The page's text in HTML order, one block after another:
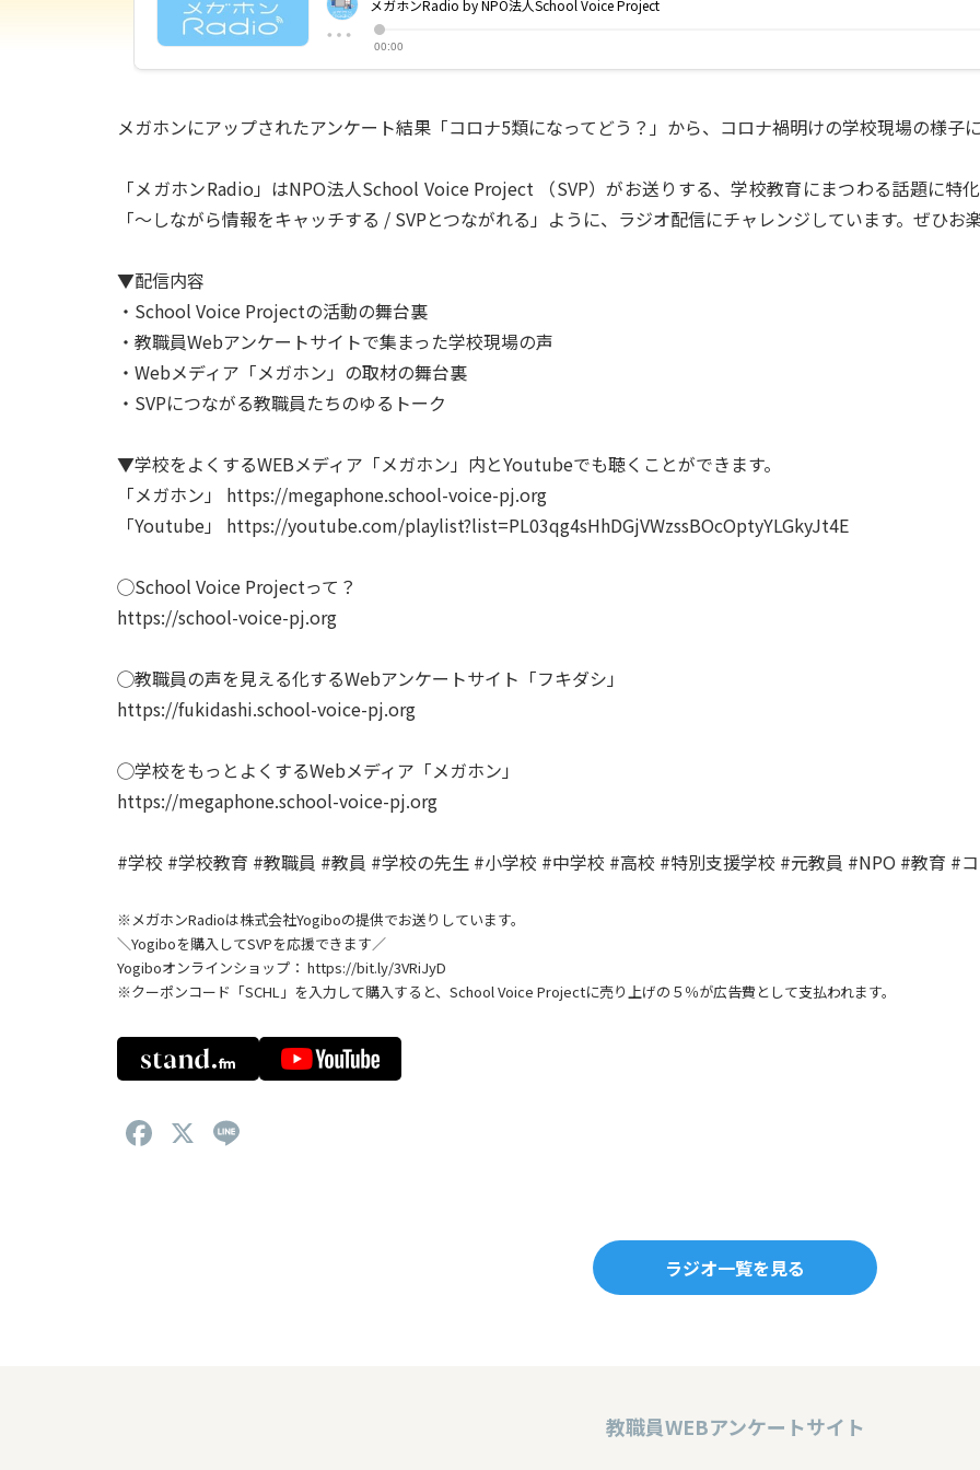
メガホンにアップされたアンケート結果「コロナ5類になってどう？」から、コロナ禍明けの学校現場の様子
「メガホンRadio」はNPO法人School Voice Project （SVP）がお送りする、学校教育にまつわる話題に特
「〜しながら情報をキャッチする / SVPとつながれる」ように、ラジオ配信にチャレンジしています。ぜひお
▼配信内容
・School Voice Projectの活動の舞台裏
・教職員Webアンケートサイトで集まった学校現場の声
・Webメディア「メガホン」の取材の舞台裏
・SVPにつながる教職員たちのゆるトーク
▼学校をよくするWEBメディア「メガホン」内とYoutubeでも聴くことができます。
「メガホン」 https://megaphone.school-voice-pj.org
「Youtube」 https://youtube.com/playlist?list=PL03qg4sHhDGjVWzssBOcOptyYLGkyJt4E
◯School Voice Projectって？
https://school-voice-pj.org
◯教職員の声を見える化するWebアンケートサイト「フキダシ」
https://fukidashi.school-voice-pj.org
◯学校をもっとよくするWebメディア「メガホン」
https://megaphone.school-voice-pj.org
#学校 #学校教育 #教職員 #教員 #学校の先生 #小学校 #中学校 #高校 #特別支援学校 #元教員 #NPO #教育 #
※メガホンRadioは株式会社Yogiboの提供でお送りしています。
＼Yogiboを購入してSVPを応援できます／
Yogiboオンラインショップ： https://bit.ly/3VRiJyD
※クーポンコード「SCHL」を入力して購入すると、School Voice Projectに売り上げの５％が広告費として支払われます。
F X
ラジオ一覧を見る
教職員WEBアンケートサイト